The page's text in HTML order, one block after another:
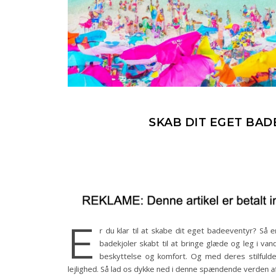
SKAB DIT EGET
E
r du klar til at skabe dit eget badeeventyr? Så
badekjoler skabt til at bringe glæde og leg i
beskyttelse og komfort. Og med deres
lejlighed. Så lad os dykke ned i denne spændende